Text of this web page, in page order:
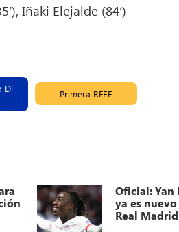
Iñaki Elejalde (84′)
Di
Primera RFEF
Oficial: Yan
ya es
Real Madrid